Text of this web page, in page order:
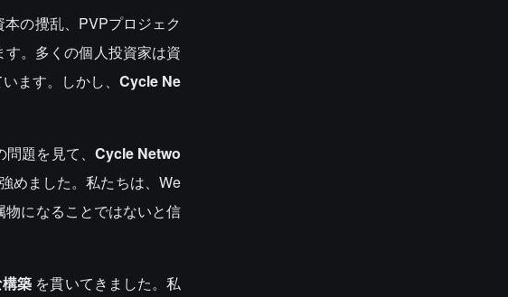
の攪乱、PVPプロジェク
。多くの個人投資家は資
ます。しかし、 Cycle Ne
題を見て、 Cycle Netwo
めました。私たちは、We
になることではないと信
築 を貫いてきました。私